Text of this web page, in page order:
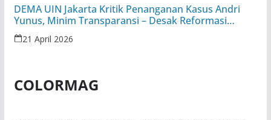
DEMA UIN Jakarta Kritik Penanganan Kasus Andri
Yunus, Minim Transparansi – Desak Reformasi
Peradilan Militer
21 April 2026
COLORMAG